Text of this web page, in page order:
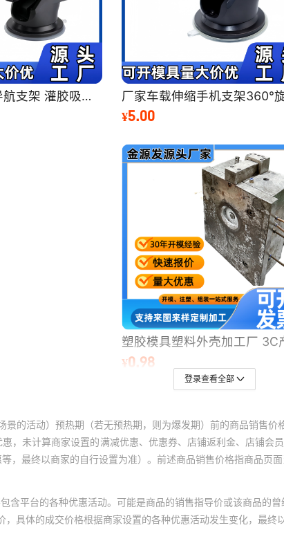
登录查看全部
景的活动）预热期（若无预热期，则为爆发期）前的商品销售
，未计算商家设置的满减优惠、优惠券、店铺返利金、店铺
，最终以商家的自行设置为准）。前述商品销售价格指商品页
含平台的各种优惠活动。可能是商品的销售指导价或该商品的曾
具体的成交价格根据商家设置的各种优惠活动发生变化，最终